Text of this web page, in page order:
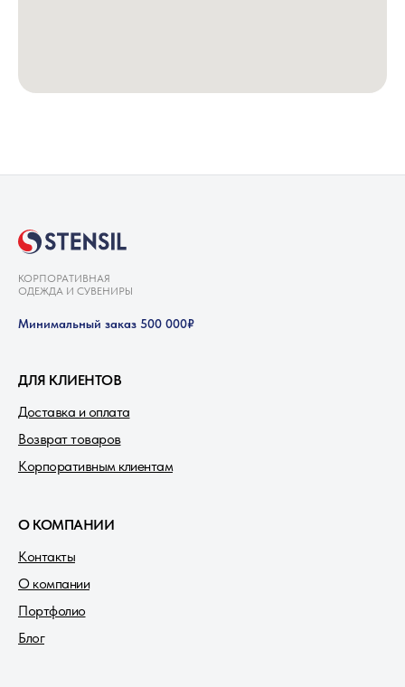
КОРПОРАТИВНАЯ
ОДЕЖДА И СУВЕНИРЫ
Минимальный заказ 500 000₽
Доставка и оплата
ДЛЯ КЛИЕНТОВ
Возврат товаров
Корпоративным клиентам
О КОМПАНИИ
Портфолио
Блог
О компании
Контакты